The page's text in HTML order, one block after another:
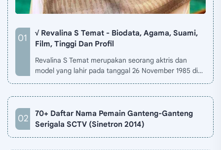
√ Revalina S Temat - Biodata, Agama, Suami,
Film, Tinggi Dan Profil
Revalina S Temat merupakan seorang aktris dan
model yang lahir pada tanggal 26 November 1985 di
70+ Daftar Nama Pemain Ganteng-Ganteng
Serigala SCTV (Sinetron 2014)